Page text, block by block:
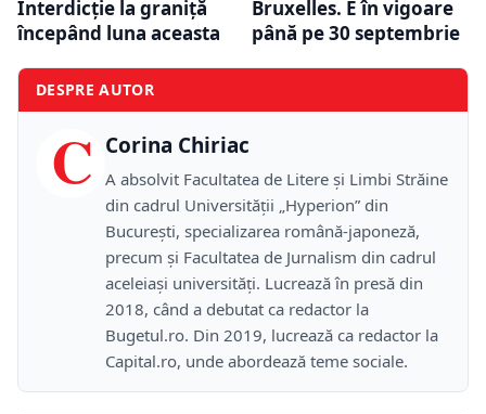
Interdicție la graniță
începând luna aceasta
Bruxelles. E în vigoare
până pe 30 septembrie
DESPRE AUTOR
C Corina Chiriac
A absolvit Facultatea de Litere și Limbi Străine
din cadrul Universității „Hyperion” din
București, specializarea română-japoneză,
precum și Facultatea de Jurnalism din cadrul
aceleiași universități. Lucrează în presă din
2018, când a debutat ca redactor la
Bugetul.ro. Din 2019, lucrează ca redactor la
Capital.ro, unde abordează teme sociale.